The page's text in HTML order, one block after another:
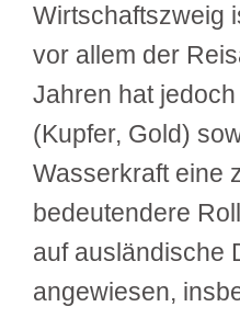
Wirtschaftszweig
vor allem der
Jahren hat
(Kupfer, Gold)
Wasserkraft eine
bedeutendere
auf ausländische
angewiesen,